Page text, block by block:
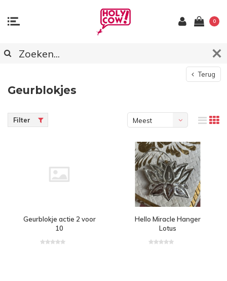
0
Terug
Geurblokjes
Filter
Meest
Geurblokje actie 2 voor
10
Hello Miracle Hanger
Lotus